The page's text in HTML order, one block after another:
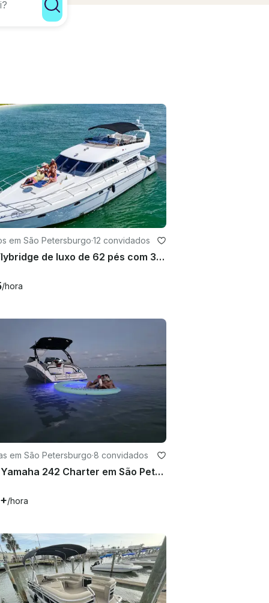
em São Petersburgo·12 convidados
Iate Flybridge de luxo de 62 pés com 3 cabines, 2 banheiros, terraço e muito mais!
/hora
em São Petersburgo·8 convidados
2018 Yamaha 242 Charter em São Petersburgo FL
/hora